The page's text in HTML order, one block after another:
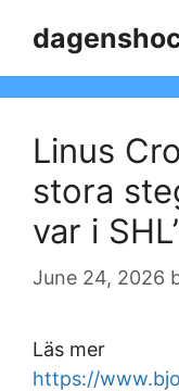
Linus
stora
var i
June 24, 2026
Läs mer
https://